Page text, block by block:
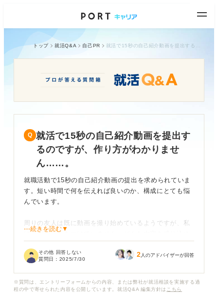
トップ 就活Q&A 自己PR
就活で15秒の自己紹介動画を提出す
るのですが、作り方がわかりませ
ん……。
就職活動で15秒の自己紹介動画の提出を求められていま
す。短い時間で何を伝えれば良いのか、構成にとても悩
んでいます。
周りの友人は既に動画を撮り始めているようですが、私
はまだ何も手をつけていません。どんな内容を盛り込め
れば良いのか、まったくイメージが湧きません。
きる自己紹介動画を作るには、どのような点に気を付け
⋯続きを読む▼
その他 回答しない
質問日： 2025/7/30
2人のアドバイザーが回答
※質問は、エントリーフォームからの内容、または弊社が就活相談を実施する過
程の中で寄せられた内容を公開しています。就活Q&A 編集方針は こちら